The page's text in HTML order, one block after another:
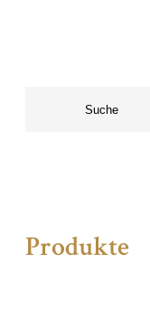
Produkte